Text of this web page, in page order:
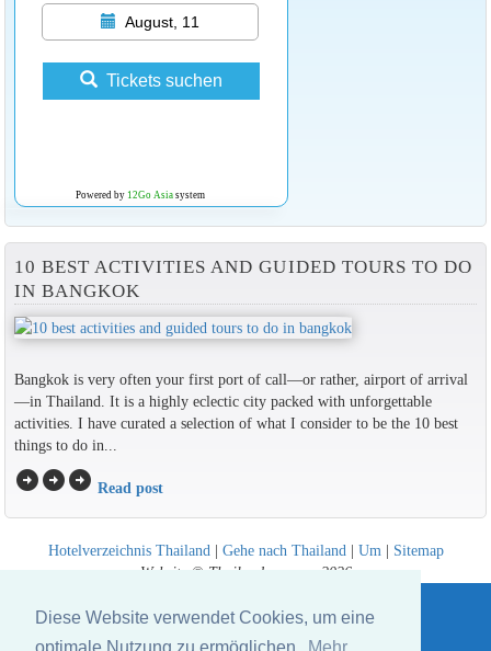
Diese Website verwendet Cookies, um eine
August, 11
Tickets suchen
Powered by 12Go Asiasystem
10 BEST ACTIVITIES AND GUIDED TOURS TO DO
IN BANGKOK
Bangkok is very often your first port of call—or rather, airport of arrival
—in Thailand. It is a highly eclectic city packed with unforgettable
activities. I have curated a selection of what I consider to be the 10 best
things to do in...
arrow_circle_rightarrow_circle_rightarrow_circle_right Read post
Hotelverzeichnis Thailand | Gehe nach Thailand | Um | Sitemap
Website © Thailandee.com - 2026